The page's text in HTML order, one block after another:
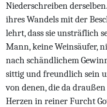
Niederschreiben
ihres Wandels mit der
lehrt, dass sie unsträflich
Mann, keine Weinsäufer,
nach schändlichem
sittig und freundlich sein
von denen, die da
Herzen in reiner Furcht